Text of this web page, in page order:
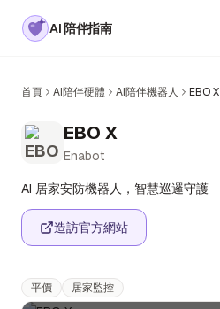
AI 陪伴指南
首頁 AI陪伴硬體 AI陪伴機器人 EBO X
EBO X
Enabot
AI 居家安防機器人，智慧巡邏守護
造訪官方網站
平價 居家監控